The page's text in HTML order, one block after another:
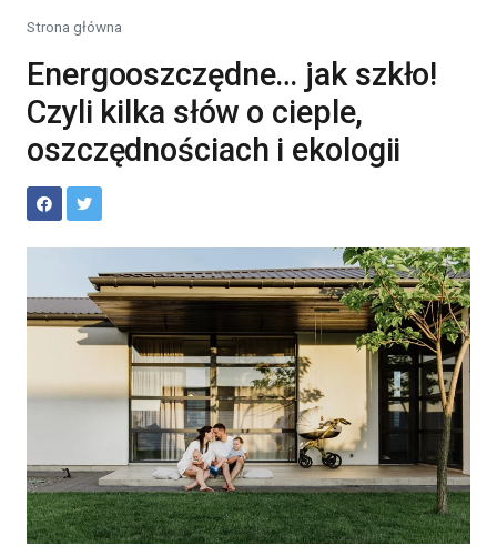
Strona główna
Energooszczędne… jak szkło!
Czyli kilka słów o cieple,
oszczędnościach i ekologii